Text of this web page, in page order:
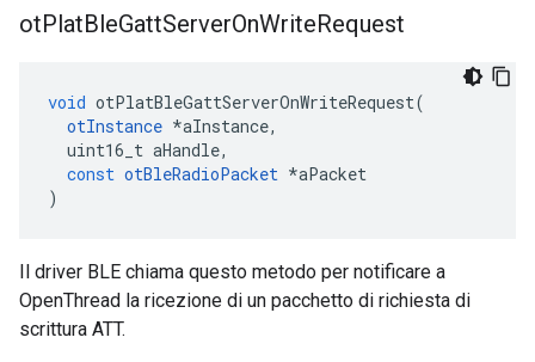
otPlatBleGattServerOnWriteRequest
void otPlatBleGattServerOnWriteRequest(
otInstance *aInstance,
uint16_t aHandle,
const otBleRadioPacket *aPacket
)
Il driver BLE chiama questo metodo per notificare a
OpenThread la ricezione di un pacchetto di richiesta di
scrittura ATT.